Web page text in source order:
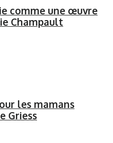
comme une œuvre
Champault
les mamans
Griess